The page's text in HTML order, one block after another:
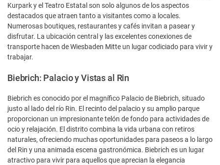
Kurpark y el Teatro Estatal son solo algunos de los aspectos
destacados que atraen tanto a visitantes como a locales.
Numerosas boutiques, restaurantes y cafés invitan a pasear y
disfrutar. La ubicación central y las excelentes conexiones de
transporte hacen de Wiesbaden Mitte un lugar codiciado para vivir y
trabajar.
Biebrich: Palacio y Vistas al Rin
Biebrich es conocido por el magnífico Palacio de Biebrich, situado
justo al lado del río Rin. El recinto del palacio y su amplio parque
proporcionan un impresionante telón de fondo para actividades de
ocio y relajación. El distrito combina la vida urbana con retiros
naturales, ofreciendo muchas oportunidades para paseos a lo largo
del Rin y una animada escena gastronómica. Biebrich es un lugar
atractivo para vivir para aquellos que aprecian la elegancia